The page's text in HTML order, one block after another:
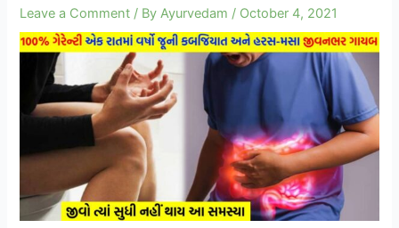
Leave a Comment / ByAyurvedam / October 4, 2021